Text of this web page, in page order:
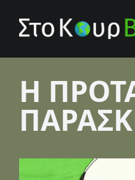
Η